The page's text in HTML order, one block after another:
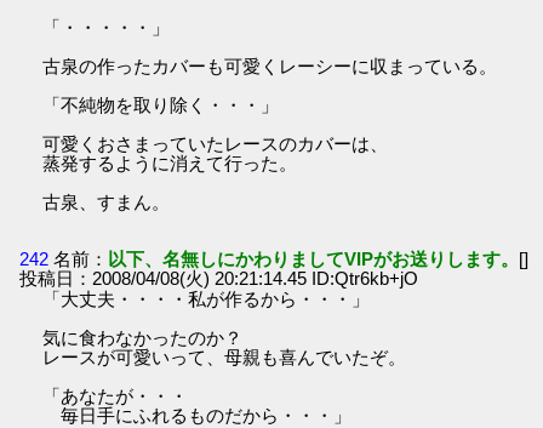
「・・・・・」
古泉の作ったカバーも可愛くレーシーに収まっている。
「不純物を取り除く・・・」
可愛くおさまっていたレースのカバーは、
蒸発するように消えて行った。
古泉、すまん。
242 名前： 以下、名無しにかわりましてVIPがお送りします。 []
投稿日：2008/04/08(火) 20:21:14.45 ID:Qtr6kb+jO
「大丈夫・・・・私が作るから・・・」
気に食わなかったのか？
レースが可愛いって、母親も喜んでいたぞ。
「あなたが・・・
毎日手にふれるものだから・・・」